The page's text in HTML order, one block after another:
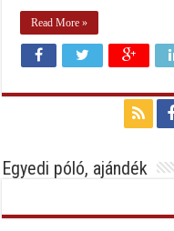
Read More »
Egyedi póló, ajándék